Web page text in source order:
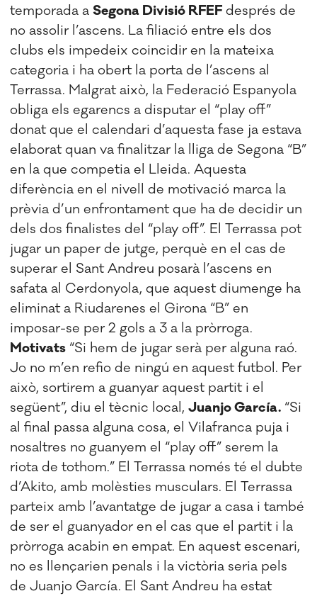
temporada aSegona Divisió RFEF després de
no assolir l’ascens. La filiació entre els dos
clubs els impedeix coincidir en la mateixa
categoria i ha obert la porta de l’ascens al
Terrassa. Malgrat això, la Federació Espanyola
obliga els egarencs a disputar el “play off”
donat que el calendari d’aquesta fase ja estava
elaborat quan va finalitzar la lliga de Segona “B”
en la que competia el Lleida. Aquesta
diferència en el nivell de motivació marca la
prèvia d’un enfrontament que ha de decidir un
dels dos finalistes del “play off”. El Terrassa pot
jugar un paper de jutge, perquè en el cas de
superar el Sant Andreu posarà l’ascens en
safata al Cerdonyola, que aquest diumenge ha
eliminat a Riudarenes el Girona “B” en
imposar-se per 2 gols a 3 a la pròrroga.
Motivats “Si hem de jugar serà per alguna raó.
Jo no m’en refio de ningú en aquest futbol. Per
això, sortirem a guanyar aquest partit i el
següent”, diu el tècnic local,Juanjo García. “Si
al final passa alguna cosa, el Vilafranca puja i
nosaltres no guanyem el “play off” serem la
riota de tothom.” El Terrassa només té el dubte
d’Akito, amb molèsties musculars. El Terrassa
parteix amb l’avantatge de jugar a casa i també
de ser el guanyador en el cas que el partit i la
pròrroga acabin en empat. En aquest escenari,
no es llençarien penals i la victòria seria pels
de Juanjo García. El Sant Andreu ha estat